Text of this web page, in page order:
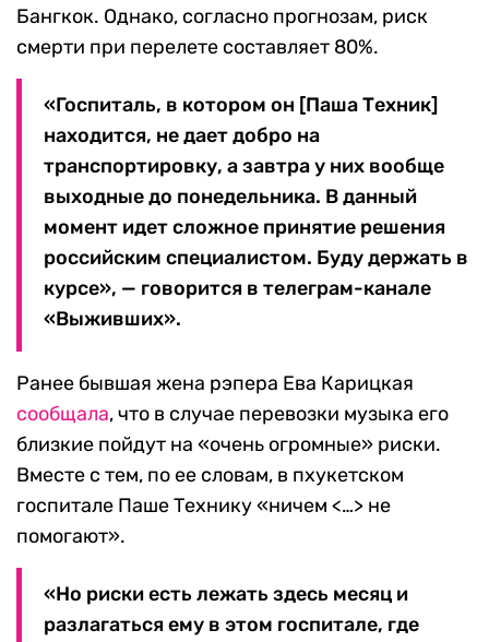
Бангкок. Однако, согласно прогнозам, риск
смерти при перелете составляет 80%.
«Госпиталь, в котором он [Паша Техник]
находится, не дает добро на
транспортировку, а завтра у них вообще
выходные до понедельника. В данный
момент идет сложное принятие решения
российским специалистом. Буду держать в
курсе», — говорится в телеграм-канале
«Выживших».
Ранее бывшая жена рэпера Ева Карицкая
сообщала, что в случае перевозки музыка его
близкие пойдут на «очень огромные» риски.
Вместе с тем, по ее словам, в пхукетском
госпитале Паше Технику «ничем <…> не
помогают».
«Но риски есть лежать здесь месяц и
разлагаться ему в этом госпитале, где